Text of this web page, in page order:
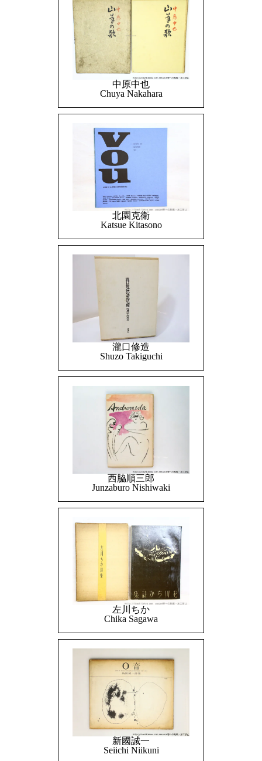
中原中也
Chuya Nakahara
北園克衛
Katsue Kitasono
瀧口修造
Shuzo Takiguchi
西脇順三郎
Junzaburo Nishiwaki
左川ちか
Chika Sagawa
新國誠一
Seiichi Niikuni